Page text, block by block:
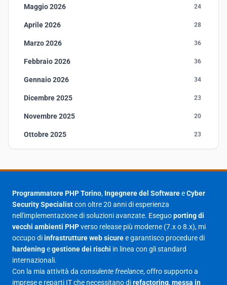
Maggio 2026 24
Aprile 2026 28
Marzo 2026 36
Febbraio 2026 36
Gennaio 2026 34
Dicembre 2025 23
Novembre 2025 20
Ottobre 2025 23
Agosto 2025 1
23
Giugno 2025
Maggio 2025 27
Aprile 2025
Marzo 2025
Febbraio 2025 17
Programmatore PHP Torino, Ingegnere del SoftwareeCyber
Security Specialistcon oltre 20 anni di esperienza
nell'implementazione di soluzioni avanzate. Eseguoporting di
vecchi ambienti PHPverso release più moderne (7.x o 8.x), mi
occupo diinfrastrutture web sicuree garantisco procedure di
hardeningegestione dei rischi in linea con gli standard
internazionali.
Con la mia attività da consulente freelance, offro supporto a
imprese e reparti IT che necessitano direfactoring,messa in